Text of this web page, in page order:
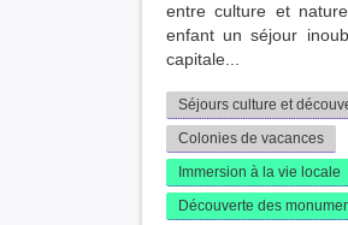
Sarthe (10)
Landes (10)
Jura (10)
Haute-Vienne (10)
Oise (10)
Nièvre (9)
Ardennes (9)
Essonne (9)
entre culture et
enfant un séjour
capitale...
Séjours culture et
Colonies de vacances
Immersion à la vie locale
Découverte des